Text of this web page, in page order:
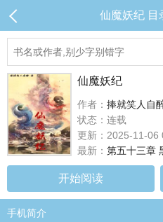
仙魔妖纪 目
仙魔妖纪
作者： 捧就笑人自
状态：连载
更新：2025-11-06
最新： 第五十三章
开始阅读
手机简介